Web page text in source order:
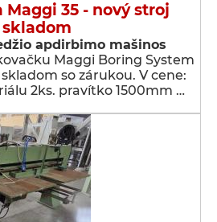
35 - nový stroj
skladom
apdirbimo mašinos
Maggi Boring System
skladom so zárukou. V cene:
2ks. pravítko 1500mm …